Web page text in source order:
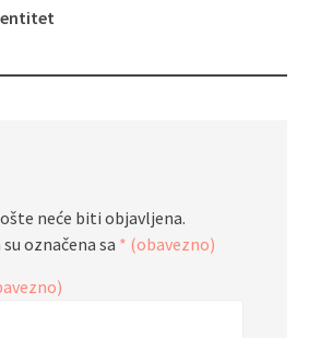
neće biti objavljena.
označena sa * (obavezno)